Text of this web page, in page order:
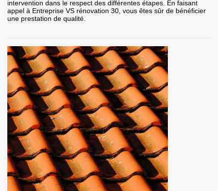
intervention dans le respect des différentes étapes. En faisant
appel à Entreprise VS rénovation 30, vous êtes sûr de bénéficier
une prestation de qualité.